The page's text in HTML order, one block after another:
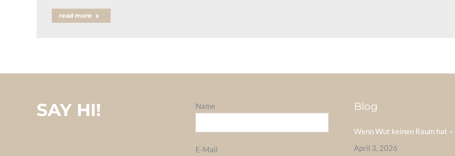
read more
SAY HI! Name
E-Mail
Blog
Wenn Wut keinen Raum hat –
April 3, 2026